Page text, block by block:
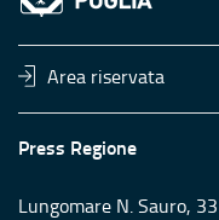
Area riservata
Press Regione
Lungomare N. Sauro,